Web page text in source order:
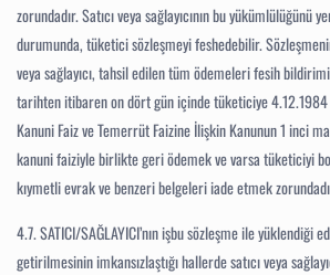
zorundadır. Satıcı veya sağlayıcının bu yükümlülüğünü
durumunda, tüketici sözleşmeyi feshedebilir.
veya sağlayıcı, tahsil edilen tüm ödemeleri fesih
tarihten itibaren on dört gün içinde tüketiciye 4.12.1984
Kanuni Faiz ve Temerrüt Faizine İlişkin Kanunun 1 inci
kanuni faiziyle birlikte geri ödemek ve varsa tüketiciyi
kıymetli evrak ve benzeri belgeleri iade etmek
4.7.SATICI/SAĞLAYICI’nın işbu sözleşme ile yüklendiği
getirilmesinin imkansızlaştığı hallerde satıcı veya